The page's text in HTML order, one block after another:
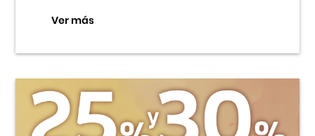
Ver más